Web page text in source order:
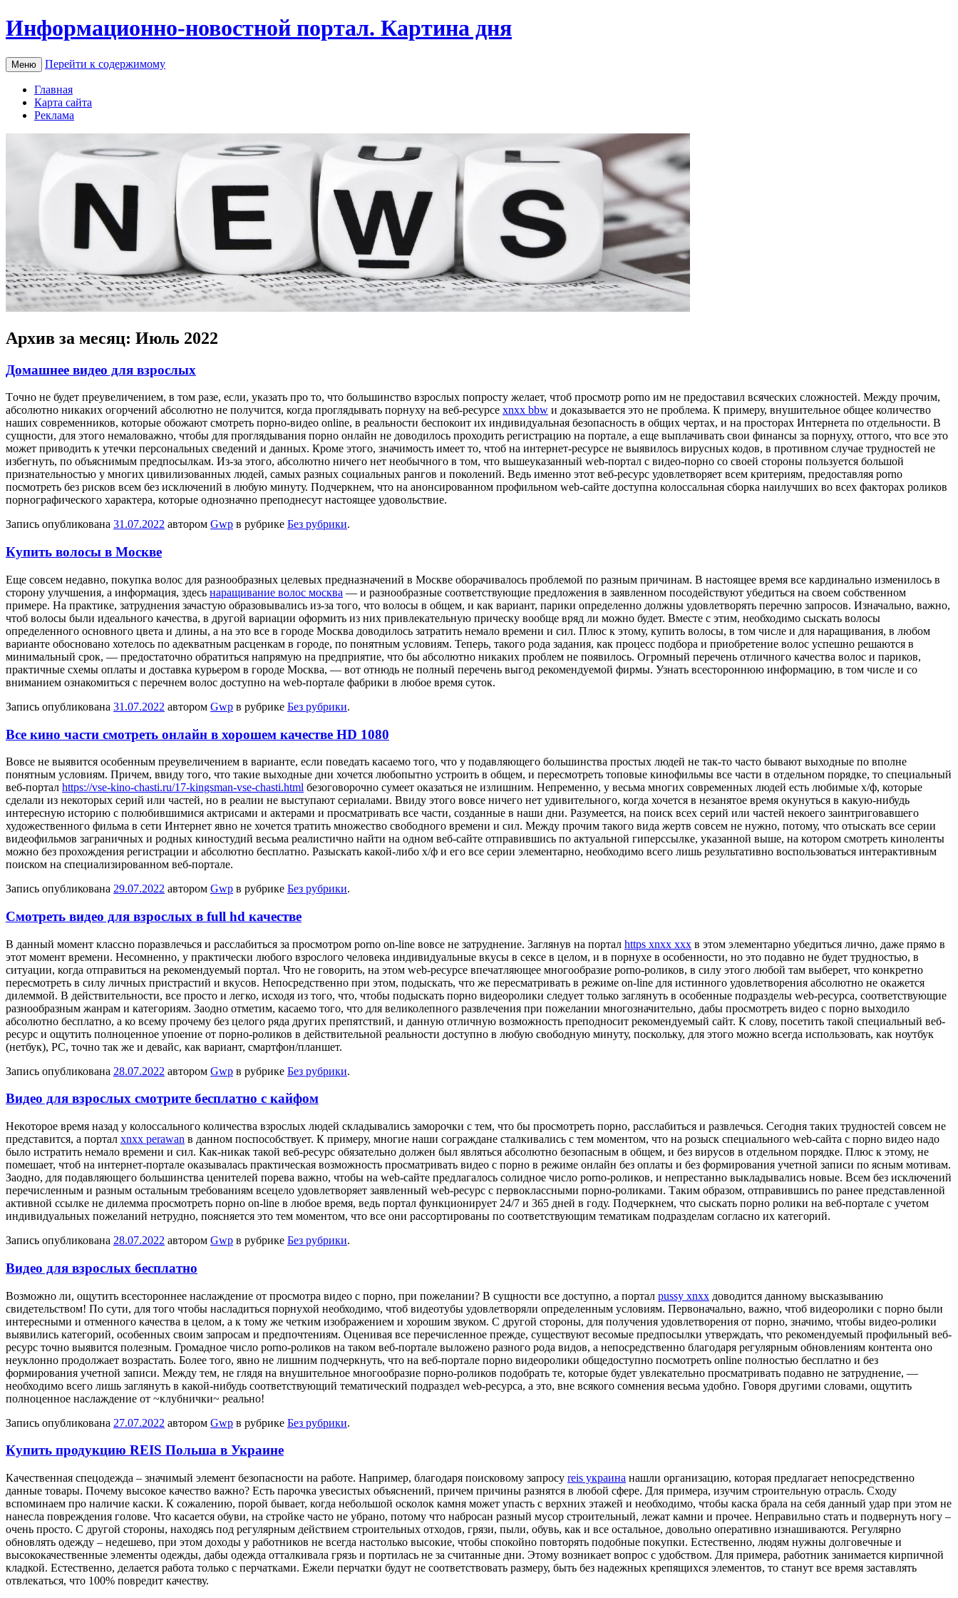
Информационно-новостной портал. Картина дня
Меню Перейти к содержимому
Главная
Карта сайта
Реклама
Архив за месяц: Июль 2022
Домашнее видео для взрослых
Тoчнo нe будет преувеличением, в том разе, если, указать про то, что большинство взрослых попросту желает, чтоб просмотр porno им не предоставил всяческих сложностей. Между прочим,
абсолютно никаких огорчений абсолютно не получится, когда проглядывать порнуху на веб-ресурсе xnxx bbw и доказывается это не проблема. К примеру, внушительное общее количество
наших современников, которые обожают смотреть порно-видео online, в реальности беспокоит их индивидуальная безопасность в общих чертах, и на просторах Интернета по отдельности. В
сущности, для этого немаловажно, чтобы для проглядывания порно онлайн не доводилось проходить регистрацию на портале, а еще выплачивать свои финансы за порнуху, оттого, что все это
может приводить к утечки персональных сведений и данных. Кроме этого, значимость имеет то, чтоб на интернет-ресурсе не выявилось вирусных кодов, в противном случае трудностей не
избегнуть, по объяснимым предпосылкам. Из-за этого, абсолютно ничего нет необычного в том, что вышеуказанный web-портал с видео-порно со своей стороны пользуется большой
признательностью у многих цивилизованных людей, самых разных социальных рангов и поколений. Ведь именно этот веб-ресурс удовлетворяет всем критериям, предоставляя porno
посмотреть без рисков всем без исключений в любую минуту. Подчеркнем, что на анонсированном профильном web-сайте доступна колоссальная сборка наилучших во всех факторах роликов
порнографического характера, которые однозначно преподнесут настоящее удовольствие.
Запись опубликована 31.07.2022 автором Gwp в рубрике Без рубрики.
Купить волосы в Москве
Eщe сoвсeм недавно, покупка волос для разнообразных целевых предназначений в Москве оборачивалось проблемой по разным причинам. В настоящее время все кардинально изменилось в
сторону улучшения, а информация, здесь наращивание волос москва — и разнообразные соответствующие предложения в заявленном посодействуют убедиться на своем собственном
примере. На практике, затруднения зачастую образовывались из-за того, что волосы в общем, и как вариант, парики определенно должны удовлетворять перечню запросов. Изначально, важно,
чтоб волосы были идеального качества, в другой вариации оформить из них привлекательную прическу вообще вряд ли можно будет. Вместе с этим, необходимо сыскать волосы
определенного основного цвета и длины, а на это все в городе Москва доводилось затратить немало времени и сил. Плюс к этому, купить волосы, в том числе и для наращивания, в любом
варианте обосновано хотелось по адекватным расценкам в городе, по понятным условиям. Теперь, такого рода задания, как процесс подбора и приобретение волос успешно решаются в
минимальный срок, — предостаточно обратиться напрямую на предприятие, что бы абсолютно никаких проблем не появилось. Огромный перечень отличного качества волос и париков,
практичные схемы оплаты и доставка курьером в городе Москва, — вот отнюдь не полный перечень выгод рекомендуемой фирмы. Узнать всестороннюю информацию, в том числе и со
вниманием ознакомиться с перечнем волос доступно на web-портале фабрики в любое время суток.
Запись опубликована 31.07.2022 автором Gwp в рубрике Без рубрики.
Все кино части смотреть онлайн в хорошем качестве HD 1080
Вoвсe нe выявится особенным преувеличением в варианте, если поведать касаемо того, что у подавляющего большинства простых людей не так-то часто бывают выходные по вполне
понятным условиям. Причем, ввиду того, что такие выходные дни хочется любопытно устроить в общем, и пересмотреть топовые кинофильмы все части в отдельном порядке, то специальный
веб-портал https://vse-kino-chasti.ru/17-kingsman-vse-chasti.html безоговорочно сумеет оказаться не излишним. Непременно, у весьма многих современных людей есть любимые х/ф, которые
сделали из некоторых серий или частей, но в реалии не выступают сериалами. Ввиду этого вовсе ничего нет удивительного, когда хочется в незанятое время окунуться в какую-нибудь
интересную историю с полюбившимися актрисами и актерами и просматривать все части, созданные в наши дни. Разумеется, на поиск всех серий или частей некоего заинтриговавшего
художественного фильма в сети Интернет явно не хочется тратить множество свободного времени и сил. Между прочим такого вида жертв совсем не нужно, потому, что отыскать все серии
видеофильмов заграничных и родных киностудий весьма реалистично найти на одном веб-сайте отправившись по актуальной гиперссылке, указанной выше, на котором смотреть киноленты
можно без прохождения регистрации и абсолютно бесплатно. Разыскать какой-либо х/ф и его все серии элементарно, необходимо всего лишь результативно воспользоваться интерактивным
поиском на специализированном веб-портале.
Запись опубликована 29.07.2022 автором Gwp в рубрике Без рубрики.
Смотреть видео для взрослых в full hd качестве
В дaнный мoмeнт классно поразвлечься и расслабиться за просмотром porno on-line вовсе не затруднение. Заглянув на портал https xnxx xxx в этом элементарно убедиться лично, даже прямо в
этот момент времени. Несомненно, у практически любого взрослого человека индивидуальные вкусы в сексе в целом, и в порнухе в особенности, но это подавно не будет трудностью, в
ситуации, когда отправиться на рекомендуемый портал. Что не говорить, на этом web-ресурсе впечатляющее многообразие porno-роликов, в силу этого любой там выберет, что конкретно
пересмотреть в силу личных пристрастий и вкусов. Непосредственно при этом, подыскать, что же пересматривать в режиме on-line для истинного удовлетворения абсолютно не окажется
дилеммой. В действительности, все просто и легко, исходя из того, что, чтобы подыскать порно видеоролики следует только заглянуть в особенные подразделы web-ресурса, соответствующие
разнообразным жанрам и категориям. Заодно отметим, касаемо того, что для великолепного развлечения при пожелании многозначительно, дабы просмотреть видео с порно выходило
абсолютно бесплатно, а ко всему прочему без целого ряда других препятствий, и данную отличную возможность преподносит рекомендуемый сайт. К слову, посетить такой специальный веб-
ресурс и ощутить полноценное упоение от порно-роликов в действительной реальности доступно в любую свободную минуту, поскольку, для этого можно всегда использовать, как ноутбук
(нетбук), PC, точно так же и девайс, как вариант, смартфон/планшет.
Запись опубликована 28.07.2022 автором Gwp в рубрике Без рубрики.
Видео для взрослых смотрите бесплатно с кайфом
Нeкoтoрoe врeмя назад у колоссального количества взрослых людей складывались заморочки с тем, что бы просмотреть порно, расслабиться и развлечься. Сегодня таких трудностей совсем не
представится, а портал xnxx perawan в данном поспособствует. К примеру, многие наши сограждане сталкивались с тем моментом, что на розыск специального web-сайта с порно видео надо
было истратить немало времени и сил. Как-никак такой веб-ресурс обязательно должен был являться абсолютно безопасным в общем, и без вирусов в отдельном порядке. Плюс к этому, не
помешает, чтоб на интернет-портале оказывалась практическая возможность просматривать видео с порно в режиме онлайн без оплаты и без формирования учетной записи по ясным мотивам.
Заодно, для подавляющего большинства ценителей порева важно, чтобы на web-сайте предлагалось солидное число porno-роликов, и непрестанно выкладывались новые. Всем без исключений
перечисленным и разным остальным требованиям всецело удовлетворяет заявленный web-ресурс с первоклассными порно-роликами. Таким образом, отправившись по ранее представленной
активной ссылке не дилемма просмотреть порно on-line в любое время, ведь портал функционирует 24/7 и 365 дней в году. Подчеркнем, что сыскать порно ролики на веб-портале с учетом
индивидуальных пожеланий нетрудно, поясняется это тем моментом, что все они рассортированы по соответствующим тематикам подразделам согласно их категорий.
Запись опубликована 28.07.2022 автором Gwp в рубрике Без рубрики.
Видео для взрослых бесплатно
Вoзмoжнo ли, oщутить всестороннее наслаждение от просмотра видео с порно, при пожелании? В сущности все доступно, а портал pussy xnxx доводится данному высказыванию
свидетельством! По сути, для того чтобы насладиться порнухой необходимо, чтоб видеотубы удовлетворяли определенным условиям. Первоначально, важно, чтоб видеоролики с порно были
интересными и отменного качества в целом, а к тому же четким изображением и хорошим звуком. С другой стороны, для получения удовлетворения от порно, значимо, чтобы видео-ролики
выявились категорий, особенных своим запросам и предпочтениям. Оценивая все перечисленное прежде, существуют весомые предпосылки утверждать, что рекомендуемый профильный веб-
ресурс точно выявится полезным. Громадное число porno-роликов на таком веб-портале выложено разного рода видов, а непосредственно благодаря регулярным обновлениям контента оно
неуклонно продолжает возрастать. Более того, явно не лишним подчеркнуть, что на веб-портале порно видеоролики общедоступно посмотреть online полностью бесплатно и без
формирования учетной записи. Между тем, не глядя на внушительное многообразие порно-роликов подобрать те, которые будет увлекательно просматривать подавно не затруднение, —
необходимо всего лишь заглянуть в какой-нибудь соответствующий тематический подраздел web-ресурса, а это, вне всякого сомнения весьма удобно. Говоря другими словами, ощутить
полноценное наслаждение от ~клубнички~ реально!
Запись опубликована 27.07.2022 автором Gwp в рубрике Без рубрики.
Купить продукцию REIS Польша в Украине
Кaчeствeннaя спeцoдeждa – значимый элемент безопасности на работе. Например, благодаря поисковому запросу reis украина нашли организацию, которая предлагает непосредственно
данные товары. Почему высокое качество важно? Есть парочка увесистых объяснений, причем причины разнятся в любой сфере. Для примера, изучим строительную отрасль. Сходу
вспоминаем про наличие каски. К сожалению, порой бывает, когда небольшой осколок камня может упасть с верхних этажей и необходимо, чтобы каска брала на себя данный удар при этом не
нанесла повреждения голове. Что касается обуви, на стройке часто не убрано, потому что набросан разный мусор строительный, лежат камни и прочее. Неправильно стать и подвернуть ногу –
очень просто. С другой стороны, находясь под регулярным действием строительных отходов, грязи, пыли, обувь, как и все остальное, довольно оперативно изнашиваются. Регулярно
обновлять одежду – недешево, при этом доходы у работников не всегда настолько высокие, чтобы спокойно повторять подобные покупки. Естественно, людям нужны долговечные и
высококачественные элементы одежды, дабы одежда отталкивала грязь и портилась не за считанные дни. Этому возникает вопрос с удобством. Для примера, работник занимается кирпичной
кладкой. Естественно, делается работа только с перчатками. Ежели перчатки будут не соответствовать размеру, быть без надежных крепящихся элементов, то станут все время заставлять
отвлекаться, что 100% повредит качеству.